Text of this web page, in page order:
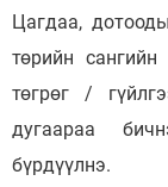
Цагдаа,
төрийн
төгрөг /
дугаараа
бүрдүүлнэ.